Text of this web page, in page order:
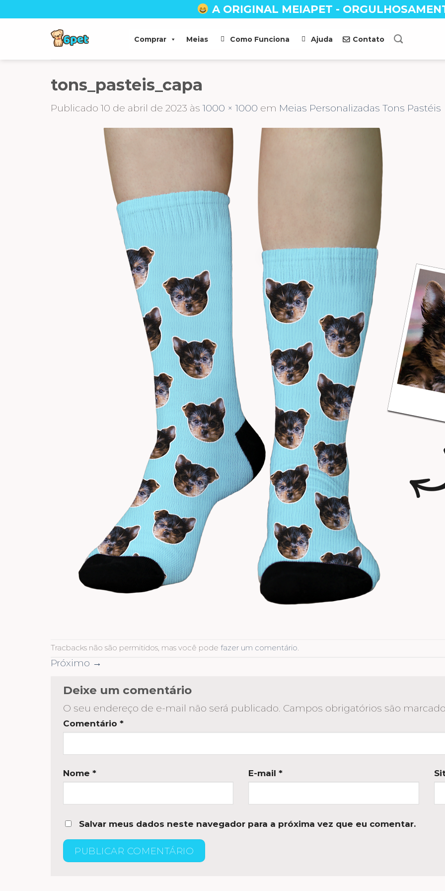
to
A ORIGINAL MEIAPET -
Comprar Meias Como Funciona Ajuda Contato
tons_pasteis_capa
Publicado 10 de abril de 2023 às1000 × 1000 em Meias Personalizadas Tons Pastéis
Tracbacks não são permitidos, mas você pode fazer um comentário.
Próximo →
Deixe um comentário
O seu endereço de e-mail não será publicado. Campos obrigatórios são
Comentário *
Nome * E-mail*
Salvar meus dados neste navegador para a próxima vez que eu comentar.